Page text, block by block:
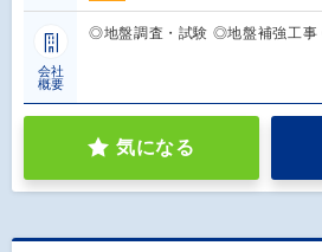
会社
概要
◎地盤調査・試験 ◎地盤補強工
気になる